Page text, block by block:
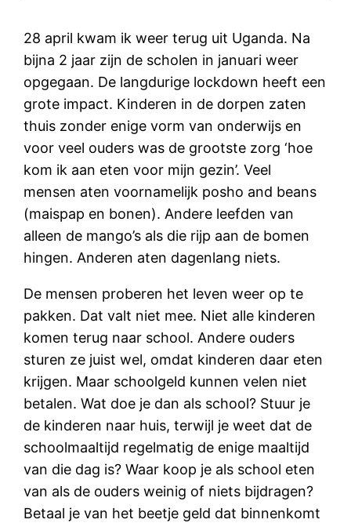
28 april kwam ik weer terug uit Uganda. Na
bijna 2 jaar zijn de scholen in januari weer
opgegaan. De langdurige lockdown heeft een
grote impact. Kinderen in de dorpen zaten
thuis zonder enige vorm van onderwijs en
voor veel ouders was de grootste zorg ‘hoe
kom ik aan eten voor mijn gezin’. Veel
mensen aten voornamelijk posho and beans
(maispap en bonen). Andere leefden van
alleen de mango’s als die rijp aan de bomen
hingen. Anderen aten dagenlang niets.
De mensen proberen het leven weer op te
pakken. Dat valt niet mee. Niet alle kinderen
komen terug naar school. Andere ouders
sturen ze juist wel, omdat kinderen daar eten
krijgen. Maar schoolgeld kunnen velen niet
betalen. Wat doe je dan als school? Stuur je
de kinderen naar huis, terwijl je weet dat de
schoolmaaltijd regelmatig de enige maaltijd
van die dag is? Waar koop je als school eten
van als de ouders weinig of niets bijdragen?
Betaal je van het beetje geld dat binnenkomt